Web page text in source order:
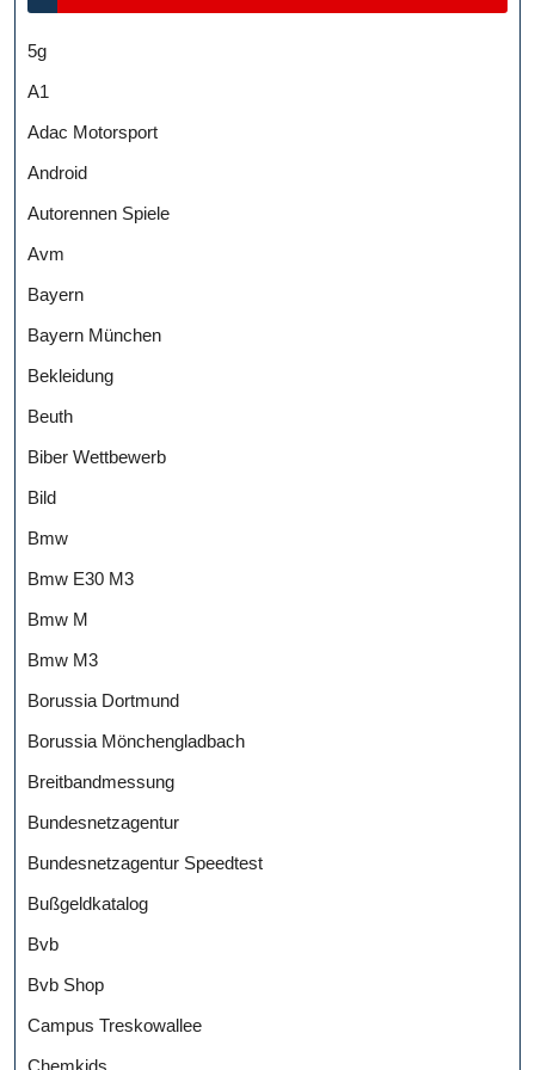
5g
A1
Adac Motorsport
Android
Autorennen Spiele
Avm
Bayern
Bayern München
Bekleidung
Beuth
Biber Wettbewerb
Bild
Bmw
Bmw E30 M3
Bmw M
Bmw M3
Borussia Dortmund
Borussia Mönchengladbach
Breitbandmessung
Bundesnetzagentur
Bundesnetzagentur Speedtest
Bußgeldkatalog
Bvb
Bvb Shop
Campus Treskowallee
Chemkids